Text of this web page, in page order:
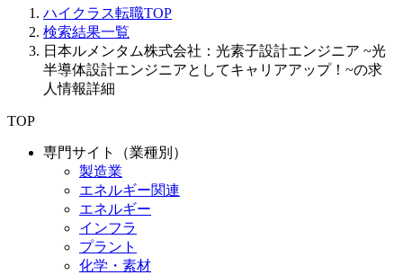
ハイクラス転職TOP
検索結果一覧
日本ルメンタム株式会社：光素子設計エンジニア ~光
半導体設計エンジニアとしてキャリアアップ！~の求
人情報詳細
TOP
専門サイト（業種別）
製造業
エネルギー関連
エネルギー
インフラ
プラント
化学・素材